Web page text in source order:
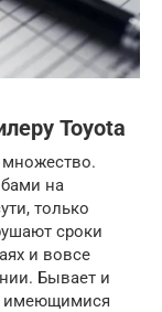
Toyota
на
только
сроки
и вовсе
Бывает и
имеющимися